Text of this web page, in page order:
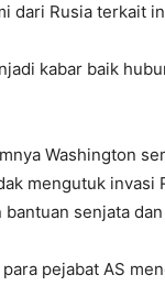
dari Rusia terkait
kabar baik
Washington
mengutuk invasi
bantuan senjata
pejabat AS